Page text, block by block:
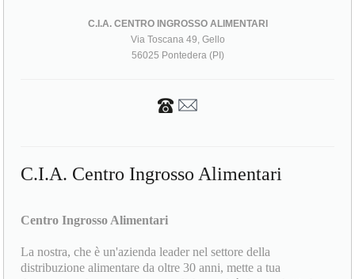
C.I.A. CENTRO INGROSSO ALIMENTARI
Via Toscana 49, Gello
56025 Pontedera (PI)
C.I.A. Centro Ingrosso Alimentari
Centro Ingrosso Alimentari
La nostra, che è un'azienda leader nel settore della
distribuzione alimentare da oltre 30 anni, mette a tua